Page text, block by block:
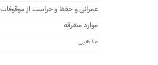
عمرانی و حفظ و حراست از موقوفات
موارد متفرقه
مذهبی